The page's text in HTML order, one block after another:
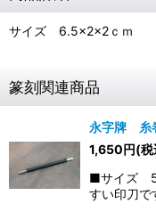
サイズ 6.5×2×2ｃｍ
篆刻関連商品
永字牌 糸
1,650円(税
■サイズ 5
すい印刀で